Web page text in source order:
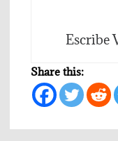
Escribe
Share this: